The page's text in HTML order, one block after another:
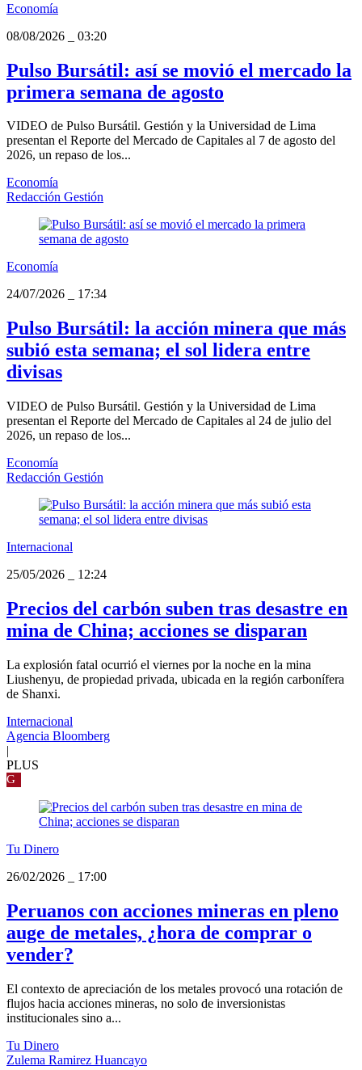
Economía
08/08/2026
03:20
Pulso Bursátil: así se movió el mercado la
primera semana de agosto
VIDEO de Pulso Bursátil. Gestión y la Universidad de Lima
presentan el Reporte del Mercado de Capitales al 7 de agosto del
2026, un repaso de los...
Economía
Redacción Gestión
Economía
24/07/2026
17:34
Pulso Bursátil: la acción minera que más
subió esta semana; el sol lidera entre
divisas
VIDEO de Pulso Bursátil. Gestión y la Universidad de Lima
presentan el Reporte del Mercado de Capitales al 24 de julio del
2026, un repaso de los...
Economía
Redacción Gestión
Internacional
25/05/2026
12:24
Precios del carbón suben tras desastre en
mina de China; acciones se disparan
La explosión fatal ocurrió el viernes por la noche en la mina
Liushenyu, de propiedad privada, ubicada en la región carbonífera
de Shanxi.
Internacional
Agencia Bloomberg
|
PLUS
G
Tu Dinero
26/02/2026
17:00
Peruanos con acciones mineras en pleno
auge de metales, ¿hora de comprar o
vender?
El contexto de apreciación de los metales provocó una rotación de
flujos hacia acciones mineras, no solo de inversionistas
institucionales sino a...
Tu Dinero
Zulema Ramirez Huancayo